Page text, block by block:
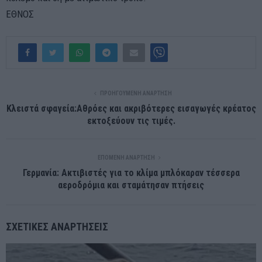
ΕΘΝΟΣ
ΠΡΟΗΓΟΎΜΕΝΗ ΑΝΆΡΤΗΣΗ
Κλειστά σφαγεία:Αθρόες και ακριβότερες εισαγωγές κρέατος
εκτοξεύουν τις τιμές.
ΕΠΌΜΕΝΗ ΑΝΆΡΤΗΣΗ
Γερμανία: Ακτιβιστές για το κλίμα μπλόκαραν τέσσερα
αεροδρόμια και σταμάτησαν πτήσεις
ΣΧΕΤΙΚΈΣ ΑΝΑΡΤΉΣΕΙΣ